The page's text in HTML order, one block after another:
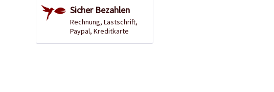
Sicher Bezahlen
Rechnung, Lastschrift,
Paypal, Kreditkarte